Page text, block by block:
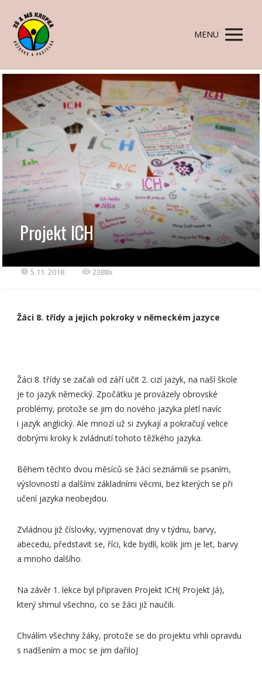
MENU
Projekt ICH
5.11. 2018 2388x
Žáci 8. třídy a jejich pokroky v německém jazyce
Žáci 8. třídy se začali od září učit 2. cizí jazyk, na naší škole
je to jazyk německý. Zpočátku je provázely obrovské
problémy, protože se jim do nového jazyka pletl navíc
i jazyk anglický. Ale mnozí už si zvykají a pokračují velice
dobrými kroky k zvládnutí tohoto těžkého jazyka.
Během těchto dvou měsíců se žáci seznámili se psaním,
výslovností a dalšími základními věcmi, bez kterých se při
učení jazyka neobejdou.
Zvládnou již číslovky, vyjmenovat dny v týdnu, barvy,
abecedu, představit se, říci, kde bydlí, kolik jim je let, barvy
a mnoho dalšího.
Na závěr 1. lekce byl připraven Projekt ICH( Projekt Já),
který shrnul všechno, co se žáci již naučili.
Chválím všechny žáky, protože se do projektu vrhli opravdu
s nadšením a moc se jim dařiloJ